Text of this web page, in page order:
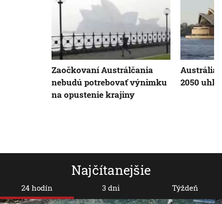
Najčítanejšie
24 hodín 3 dni Týždeň
Zaočkovaní Austrálčania
nebudú potrebovať výnimku
na opustenie krajiny
Austrália
2050